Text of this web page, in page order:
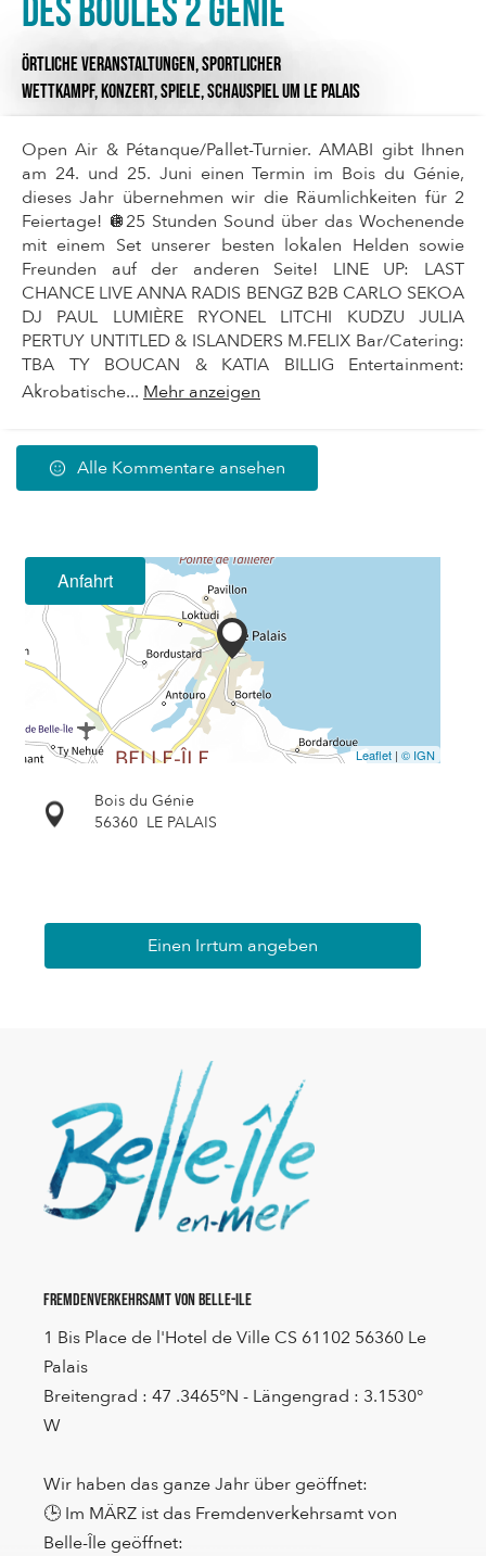
Des boules 2 génie
ÖRTLICHE VERANSTALTUNGEN,SPORTLICHER
WETTKAMPF,KONZERT,SPIELE,SCHAUSPIELUM LE PALAIS
Open Air & Pétanque/Pallet-Turnier. AMABI gibt Ihnen
am 24. und 25. Juni einen Termin im Bois du Génie,
dieses Jahr übernehmen wir die Räumlichkeiten für 2
Feiertage! 🪩25 Stunden Sound über das Wochenende
mit einem Set unserer besten lokalen Helden sowie
Freunden auf der anderen Seite! LINE UP: LAST
CHANCE LIVE ANNA RADIS BENGZ B2B CARLO SEKOA
DJ PAUL LUMIÈRE RYONEL LITCHI KUDZU JULIA
PERTUY UNTITLED & ISLANDERS M.FELIX Bar/Catering:
TBA TY BOUCAN & KATIA BILLIG Entertainment:
Akrobatische... Mehr anzeigen
Alle Kommentare ansehen
Anfahrt
Leaflet | © IGN
Bois du Génie
56360 LE PALAIS
Einen Irrtum angeben
Fremdenverkehrsamt von Belle-Ile
1 Bis Place de l'Hotel de Ville CS 61102 56360 Le
Palais
Breitengrad : 47 .3465°N - Längengrad : 3.1530°
W
Wir haben das ganze Jahr über geöffnet:
🕒 Im MÄRZ ist das Fremdenverkehrsamt von
Belle-Île geöffnet: